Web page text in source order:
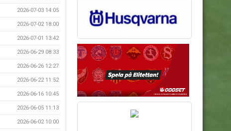
2026-07-03 14:05
2026-07-02 18:00
2026-07-01 13:42
2026-06-29 08:33
2026-06-26 12:27
2026-06-22 11:52
2026-06-16 10:45
2026-06-05 11:13
2026-06-02 10:00